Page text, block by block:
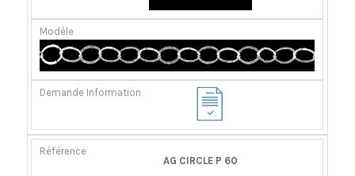
AG CIRCLE P 60